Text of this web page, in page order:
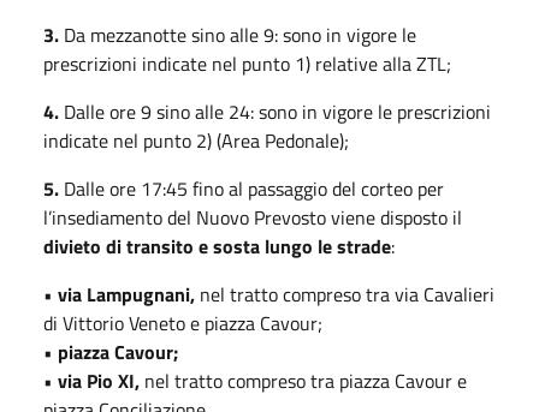
3. Da mezzanotte sino alle 9: sono in vigore le
prescrizioni indicate nel punto 1) relative alla ZTL;
4. Dalle ore 9 sino alle 24: sono in vigore le prescrizioni
indicate nel punto 2) (Area Pedonale);
5. Dalle ore 17:45 fino al passaggio del corteo per
l’insediamento del Nuovo Prevosto viene disposto il
divieto di transito e sosta lungo le strade:
• via Lampugnani, nel tratto compreso tra via Cavalieri
di Vittorio Veneto e piazza Cavour;
• piazza Cavour;
• via Pio XI, nel tratto compreso tra piazza Cavour e